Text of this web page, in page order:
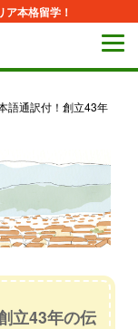
本格留学！
語通訳付！創立43年
立43年の伝